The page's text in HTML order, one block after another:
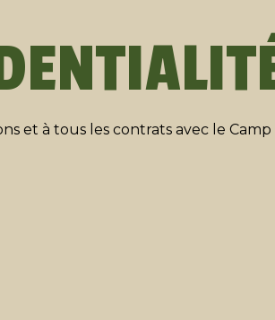
et à tous les contrats avec le Camp